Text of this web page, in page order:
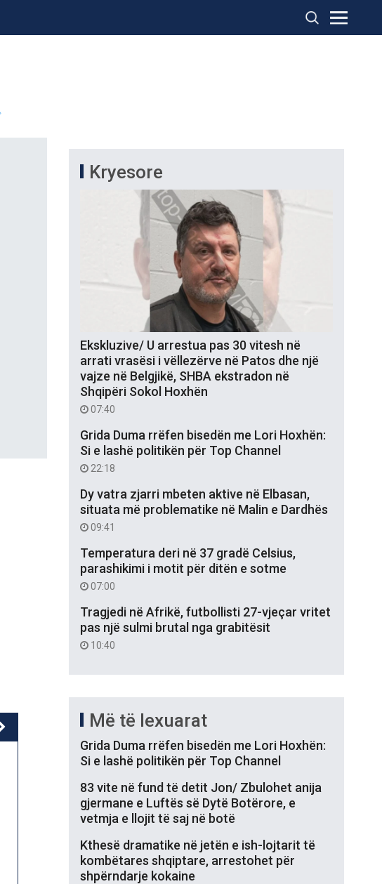
Kryesore
Ekskluzive/ U arrestua pas 30 vitesh në
arrati vrasësi i vëllezërve në Patos dhe një
vajze në Belgjikë, SHBA ekstradon në
Shqipëri Sokol Hoxhën
07:40
Grida Duma rrëfen bisedën me Lori Hoxhën:
Si e lashë politikën për Top Channel
22:18
Dy vatra zjarri mbeten aktive në Elbasan,
situata më problematike në Malin e Dardhës
09:41
Temperatura deri në 37 gradë Celsius,
parashikimi i motit për ditën e sotme
07:00
Tragjedi në Afrikë, futbollisti 27-vjeçar vritet
pas një sulmi brutal nga grabitësit
10:40
Më të lexuarat
Grida Duma rrëfen bisedën me Lori Hoxhën:
Si e lashë politikën për Top Channel
83 vite në fund të detit Jon/ Zbulohet anija
gjermane e Luftës së Dytë Botërore, e
vetmja e llojit të saj në botë
Kthesë dramatike në jetën e ish-lojtarit të
kombëtares shqiptare, arrestohet për
shpërndarje kokaine